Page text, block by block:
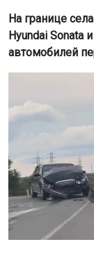
На границе
Hyundai Sonata
автомобилей